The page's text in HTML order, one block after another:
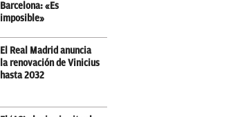
Barcelona: «Es
imposible»
El Real Madrid anuncia
la renovación de Vinicius
hasta 2032